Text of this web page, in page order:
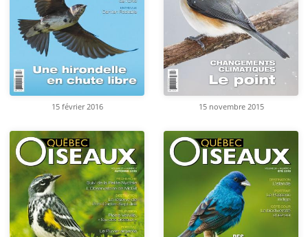
15 février 2016 15 novembre 2015